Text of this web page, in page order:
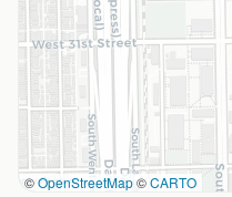
©OpenStreetMap©CARTO